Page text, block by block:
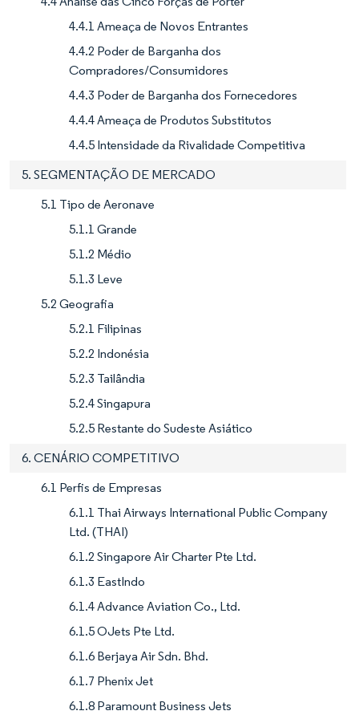
4.4.1 Ameaça de Novos Entrantes
4.4.2 Poder de Barganha dos
Compradores/Consumidores
4.4.3 Poder de Barganha dos Fornecedores
4.4.4 Ameaça de Produtos Substitutos
4.4.5 Intensidade da Rivalidade Competitiva
5. SEGMENTAÇÃO DE MERCADO
5.1 Tipo de Aeronave
5.1.1 Grande
5.1.2 Médio
5.1.3 Leve
5.2 Geografia
5.2.1 Filipinas
5.2.2 Indonésia
5.2.3 Tailândia
5.2.4 Singapura
5.2.5 Restante do Sudeste Asiático
6. CENÁRIO COMPETITIVO
6.1 Perfis de Empresas
6.1.1 Thai Airways International Public Company
Ltd. (THAI)
6.1.2 Singapore Air Charter Pte Ltd.
6.1.3 EastIndo
6.1.4 Advance Aviation Co., Ltd.
6.1.5 OJets Pte Ltd.
6.1.6 Berjaya Air Sdn. Bhd.
6.1.7 Phenix Jet
6.1.8 Paramount Business Jets